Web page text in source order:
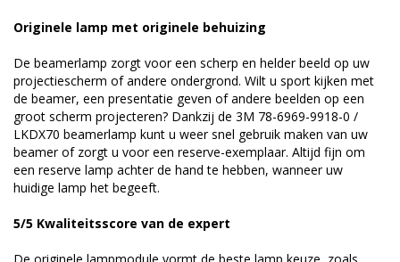
Originele lamp met originele behuizing
De beamerlamp zorgt voor een scherp en helder beeld op uw
projectiescherm of andere ondergrond. Wilt u sport kijken met
de beamer, een presentatie geven of andere beelden op een
groot scherm projecteren? Dankzij de 3M 78-6969-9918-0 /
LKDX70 beamerlamp kunt u weer snel gebruik maken van uw
beamer of zorgt u voor een reserve-exemplaar. Altijd fijn om
een reserve lamp achter de hand te hebben, wanneer uw
huidige lamp het begeeft.
5/5 Kwaliteitsscore van de expert
De originele lampmodule vormt de beste lamp keuze, zoals